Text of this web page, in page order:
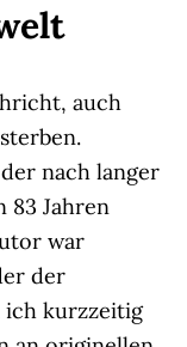
auch
der nach langer
83 Jahren
war
der
ich kurzzeitig